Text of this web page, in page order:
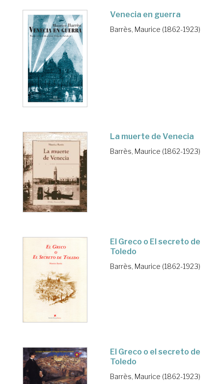
Venecia en guerra
Barrès, Maurice (1862-1923)
La muerte de Venecia
Barrès, Maurice (1862-1923)
El Greco o El secreto de
Toledo
Barrès, Maurice (1862-1923)
El Greco o el secreto de
Toledo
Barrès, Maurice (1862-1923)